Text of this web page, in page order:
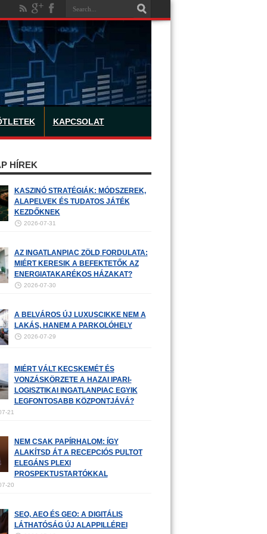
KAPCSOLAT
HÍREK
KASZINÓ STRATÉGIÁK: MÓDSZEREK,
ALAPELVEK ÉS TUDATOS JÁTÉK
KEZDŐKNEK
2026-07-31
AZ INGATLANPIAC ZÖLD FORDULATA:
MIÉRT KERESIK A BEFEKTETŐK AZ
ENERGIATAKARÉKOS HÁZAKAT?
2026-07-30
A BELVÁROS ÚJ LUXUSCIKKE NEM A
LAKÁS, HANEM A PARKOLÓHELY
2026-07-29
MIÉRT VÁLT KECSKEMÉT ÉS
VONZÁSKÖRZETE A HAZAI IPARI-
LOGISZTIKAI INGATLANPIAC EGYIK
LEGFONTOSABB KÖZPONTJÁVÁ?
21
NEM CSAK PAPÍRHALOM: ÍGY
ALAKÍTSD ÁT A RECEPCIÓS PULTOT
ELEGÁNS PLEXI
PROSPEKTUSTARTÓKKAL
20
SEO, AEO ÉS GEO: A DIGITÁLIS
LÁTHATÓSÁG ÚJ ALAPPILLÉREI